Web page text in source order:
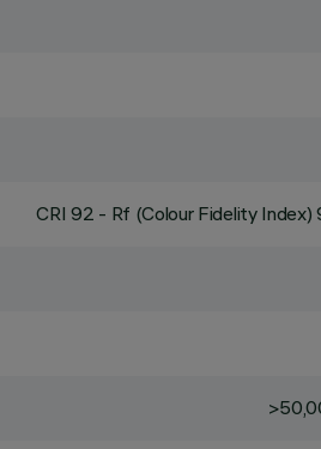
CRI92 - Rf (Colour Fidelity Index)